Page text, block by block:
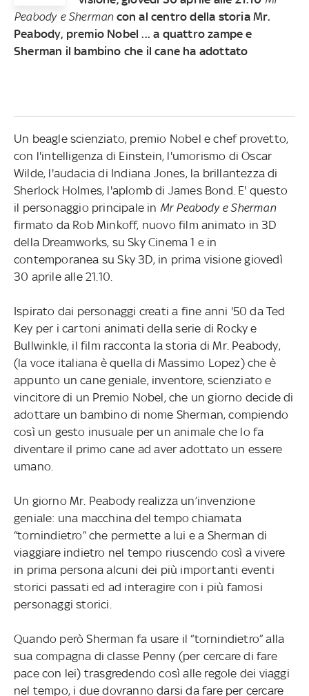
Peabody e Shermancon al centro della storia Mr.
Peabody, premio Nobel ... a quattro zampe e
Sherman il bambino che il cane ha adottato
Un beagle scienziato, premio Nobel e chef provetto,
con l'intelligenza di Einstein, l'umorismo di Oscar
Wilde, l'audacia di Indiana Jones, la brillantezza di
Sherlock Holmes, l'aplomb di James Bond. E' questo
il personaggio principale in Mr Peabody e Sherman
firmato da Rob Minkoff, nuovo film animato in 3D
della Dreamworks, su Sky Cinema 1 e in
contemporanea su Sky 3D, in prima visione giovedì
30 aprile alle 21.10.
Ispirato dai personaggi creati a fine anni '50 da Ted
Key per i cartoni animati della serie di Rocky e
Bullwinkle, il film racconta la storia di Mr. Peabody,
(la voce italiana è quella di Massimo Lopez) che è
appunto un cane geniale, inventore, scienziato e
vincitore di un Premio Nobel, che un giorno decide di
adottare un bambino di nome Sherman, compiendo
così un gesto inusuale per un animale che lo fa
diventare il primo cane ad aver adottato un essere
umano.
Un giorno Mr. Peabody realizza un’invenzione
geniale: una macchina del tempo chiamata
“tornindietro” che permette a lui e a Sherman di
viaggiare indietro nel tempo riuscendo così a vivere
in prima persona alcuni dei più importanti eventi
storici passati ed ad interagire con i più famosi
personaggi storici.
Quando però Sherman fa usare il “tornindietro” alla
sua compagna di classe Penny (per cercare di fare
pace con lei) trasgredendo così alle regole dei viaggi
nel tempo, i due dovranno darsi da fare per cercare